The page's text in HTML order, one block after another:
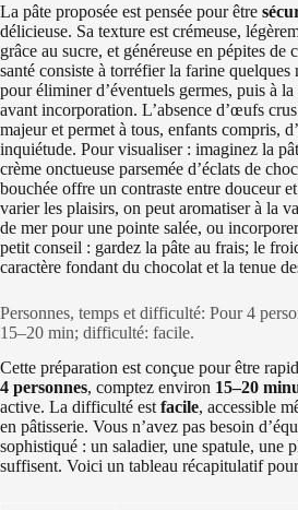
La pâte proposée est pensée pour être
délicieuse. Sa texture est crémeuse,
grâce au sucre, et généreuse en pépites de
santé consiste à torréfier la farine quelques
pour éliminer d’éventuels germes, puis à
avant incorporation. L’absence d’œufs
majeur et permet à tous, enfants compris,
inquiétude. Pour visualiser : imaginez la
crème onctueuse parsemée d’éclats de
bouchée offre un contraste entre douceur
varier les plaisirs, on peut aromatiser à la
de mer pour une pointe salée, ou
petit conseil : gardez la pâte au frais; le
caractère fondant du chocolat et la tenue
Personnes, temps et difficulté: Pour 4
15–20 min; difficulté: facile.
Cette préparation est conçue pour être
4 personnes, comptez environ 15–20
active. La difficulté estfacile, accessible
en pâtisserie. Vous n’avez pas besoin
sophistiqué : un saladier, une spatule, une
suffisent. Voici un tableau récapitulatif